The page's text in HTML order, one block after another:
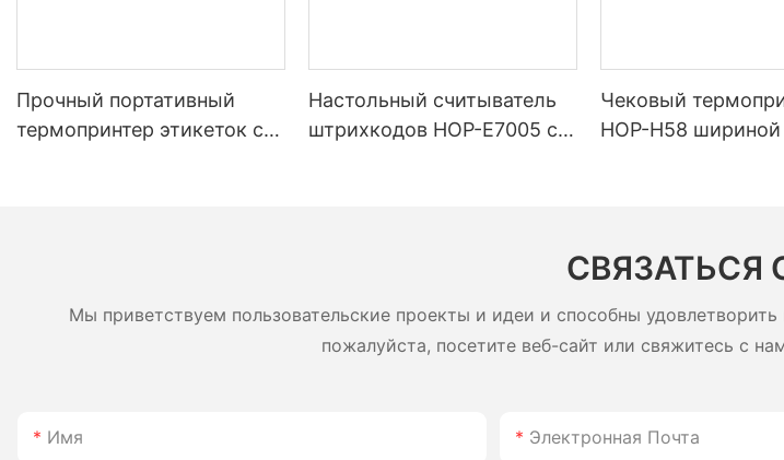
Прочный портативный
термопринтер этикеток с
печатающая головка.
Настольный считыватель
штрихкодов HOP-E7005 с
Чековый
HOP-H58
СВЯЗАТЬСЯ
Мы приветствуем пользовательские проекты и идеи и способны
пожалуйста, посетите веб-сайт или свяжитесь с
Имя Электронная Почта